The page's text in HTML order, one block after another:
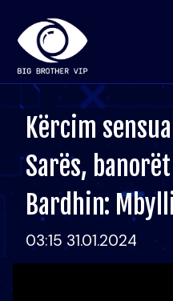
Kërcim
Sarës,
Bardhin:
03:15 31.01.2024